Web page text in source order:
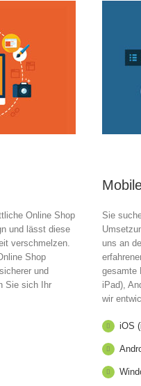
Online Shop
und lässt diese
verschmelzen.
Shop
und
Sie sich Ihr
Sie
uns an
gesamte
iPad),
wir
iOS